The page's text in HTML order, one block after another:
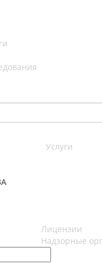
Услуги
Лицензии
Надзорные